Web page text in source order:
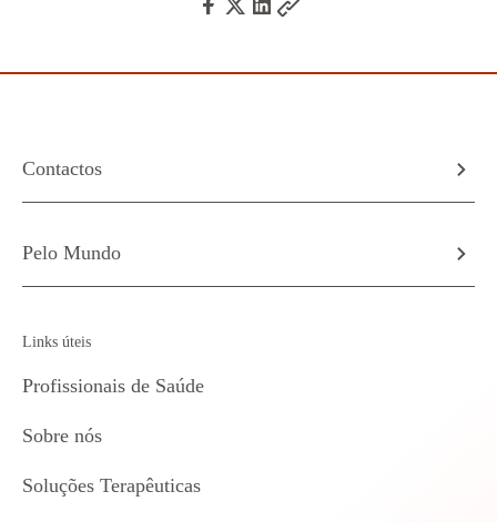
Contactos
Pelo Mundo
Links úteis
Profissionais de Saúde
Sobre nós
Soluções Terapêuticas